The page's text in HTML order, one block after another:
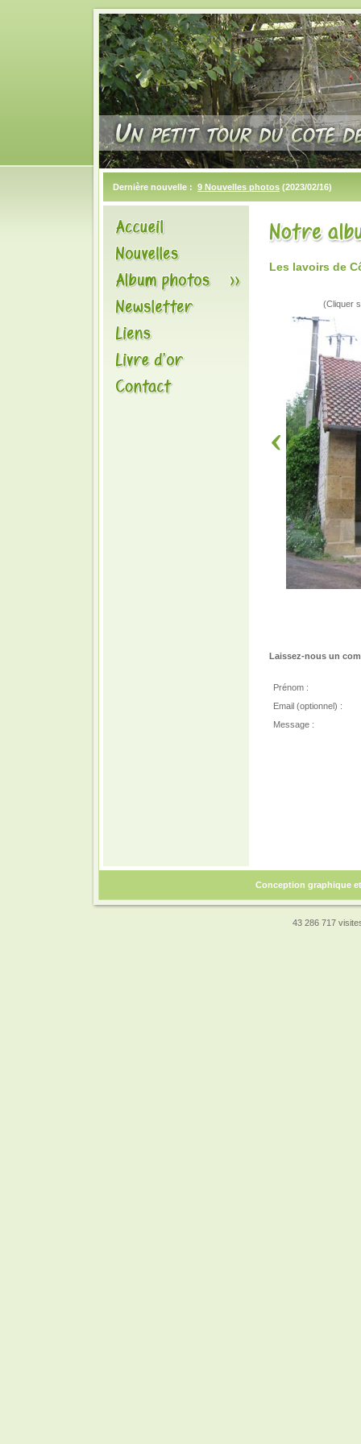
Dernière nouvelle : 9 Nouvelles photos (2023/02/16)
Les lavoirs de
(Cliquer
Laissez-nous un
Prénom :
Email (optionnel) :
Message :
Conception graphique
43 286 717